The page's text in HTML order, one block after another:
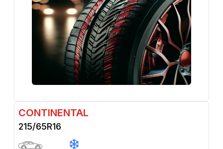
CONTINENTAL
215/65R16